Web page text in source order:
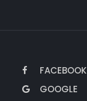
FACEBOOK
GOOGLE